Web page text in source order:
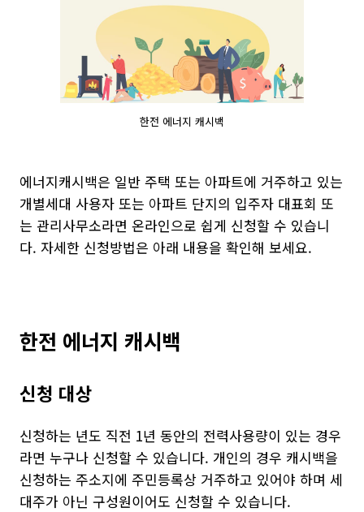
한전 에너지 캐시백
에너지캐시백은 일반 주택 또는 아파트에 거주하고 있는
개별세대 사용자 또는 아파트 단지의 입주자 대표회 또
는 관리사무소라면 온라인으로 쉽게 신청할 수 있습니
다. 자세한 신청방법은 아래 내용을 확인해 보세요.
한전 에너지 캐시백
신청 대상
신청하는 년도 직전 1년 동안의 전력사용량이 있는 경우
라면 누구나 신청할 수 있습니다. 개인의 경우 캐시백을
신청하는 주소지에 주민등록상 거주하고 있어야 하며 세
대주가 아닌 구성원이어도 신청할 수 있습니다.